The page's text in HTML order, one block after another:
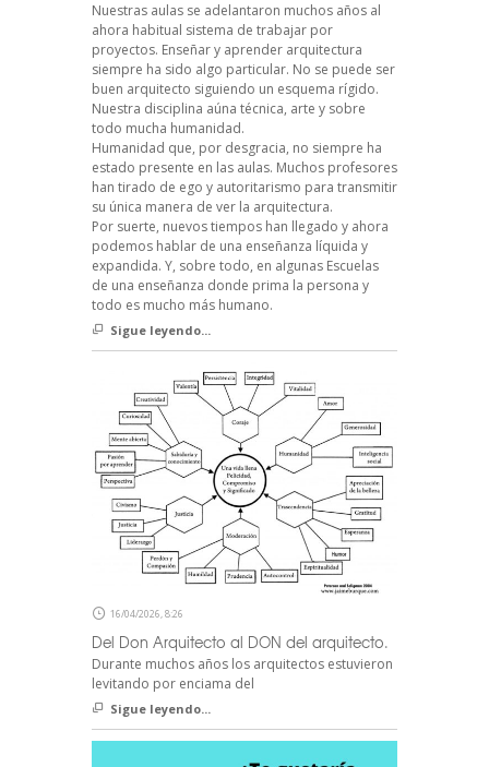
Nuestras aulas se adelantaron muchos años al
ahora habitual sistema de trabajar por
proyectos. Enseñar y aprender arquitectura
siempre ha sido algo particular. No se puede ser
buen arquitecto siguiendo un esquema rígido.
Nuestra disciplina aúna técnica, arte y sobre
todo mucha humanidad.
Humanidad que, por desgracia, no siempre ha
estado presente en las aulas. Muchos profesores
han tirado de ego y autoritarismo para transmitir
su única manera de ver la arquitectura.
Por suerte, nuevos tiempos han llegado y ahora
podemos hablar de una enseñanza líquida y
expandida. Y, sobre todo, en algunas Escuelas
de una enseñanza donde prima la persona y
todo es mucho más humano.
Sigue leyendo...
16/04/2026, 8:26
Del Don Arquitecto al DON del arquitecto.
Durante muchos años los arquitectos estuvieron
levitando por enciama del
Sigue leyendo...